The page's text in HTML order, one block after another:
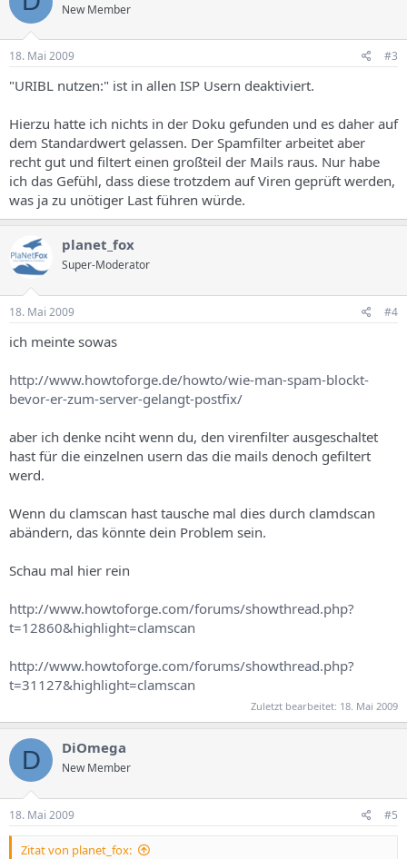
New Member
18. Mai 2009 #3
"URIBL nutzen:" ist in allen ISP Usern deaktiviert.
Hierzu hatte ich nichts in der Doku gefunden und es daher auf
dem Standardwert gelassen. Der Spamfilter arbeitet aber
recht gut und filtert einen großteil der Mails raus. Nur habe
ich das Gefühl, dass diese trotzdem auf Viren geprüft werden,
was ja zu unötiger Last führen würde.
planet_fox
Super-Moderator
18. Mai 2009 #4
ich meinte sowas
http://www.howtoforge.de/howto/wie-man-spam-blockt-
bevor-er-zum-server-gelangt-postfix/
aber ich denke nciht wenn du, den virenfilter ausgeschaltet
hast für die einzelnen usern das die mails denoch gefiltert
werd.
Wenn du clamscan hast tausche mal dies durch clamdscan
abändern, das könnte dein Problem sein.
Schau mal hier rein
http://www.howtoforge.com/forums/showthread.php?
t=12860&highlight=clamscan
http://www.howtoforge.com/forums/showthread.php?
t=31127&highlight=clamscan
Zuletzt bearbeitet: 18. Mai 2009
D DiOmega
New Member
18. Mai 2009 #5
Zitat von planet_fox: